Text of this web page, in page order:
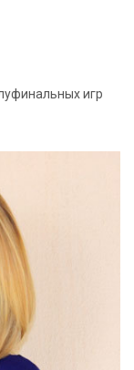
игр